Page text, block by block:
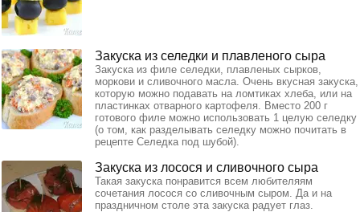
Закуска из селедки и плавленого сыра
Закуска из филе селедки, плавленых сырков,
моркови и сливочного масла. Очень вкусная закуска,
которую можно подавать на ломтиках хлеба, или на
пластинках отварного картофеля. Вместо 200 г
готового филе можно использовать 1 целую селедку
(о том, как разделывать селедку можно почитать в
рецепте Селедка под шубой).
Закуска из лосося и сливочного сыра
Такая закуска понравится всем любителяям
сочетания лосося со сливочным сыром. Да и на
праздничном столе эта закуска радует глаз.